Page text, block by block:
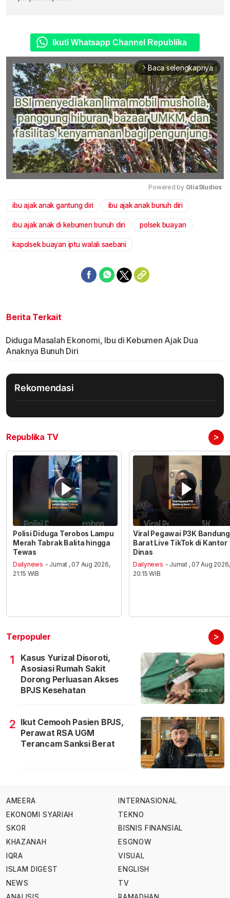
Ikuti Whatsapp Channel Republika
arrow_forward_ios Baca selengkapnya
Mute
Powered by GliaStudios
ibu ajak anak gantung diri ibu ajak anak bunuh diri
ibu ajak anak di kebumen bunuh diri polsek buayan
kapolsek buayan iptu walali saebani
Berita Terkait
Diduga Masalah Ekonomi, Ibu di Kebumen Ajak Dua
Anaknya Bunuh Diri
Rekomendasi
Republika TV >
Polisi Diduga Terobos Lampu
Merah Tabrak Balita hingga
Tewas
Dailynews - Jumat , 07 Aug 2026,
21:15 WIB
Viral Pegawai P3K Bandung
Barat Live TikTok di Kantor
Dinas
Dailynews - Jumat , 07 Aug 2026,
20:15 WIB
Terpopuler >
1
Kasus Yurizal Disoroti,
Asosiasi Rumah Sakit
Dorong Perluasan Akses
BPJS Kesehatan
2 Ikut Cemooh Pasien BPJS,
Perawat RSA UGM
Terancam Sanksi Berat
AMEERA
EKONOMI SYARIAH
SKOR
KHAZANAH
IQRA
ISLAM DIGEST
NEWS
INTERNASIONAL
TEKNO
BISNIS FINANSIAL
ESGNOW
VISUAL
ENGLISH
TV